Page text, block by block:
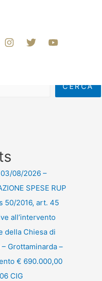
CERCA
03/08/2026 –
SPESE RUP
50/2016, art. 45
all’intervento
della Chiesa di
Grottaminarda –
€ 690.000,00
CIG